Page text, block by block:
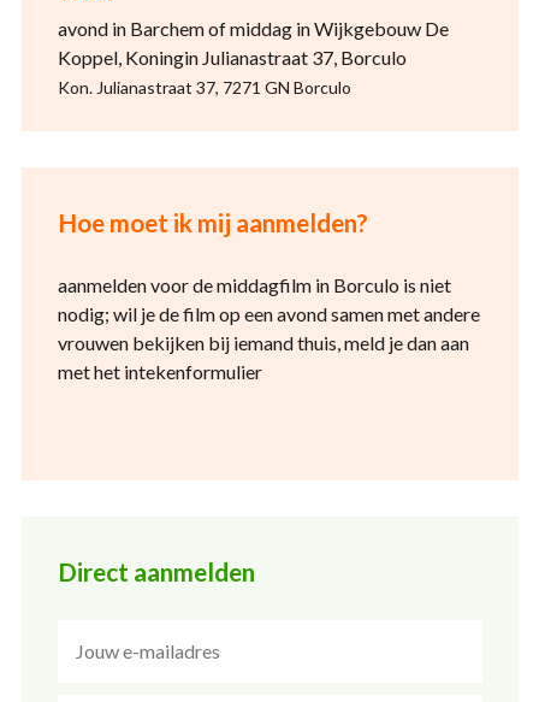
avond in Barchem of middag in Wijkgebouw De
Koppel, Koningin Julianastraat 37, Borculo
Kon. Julianastraat 37, 7271 GN Borculo
Hoe moet ik mij aanmelden?
aanmelden voor de middagfilm in Borculo is niet
nodig; wil je de film op een avond samen met andere
vrouwen bekijken bij iemand thuis, meld je dan aan
met het intekenformulier
Direct aanmelden